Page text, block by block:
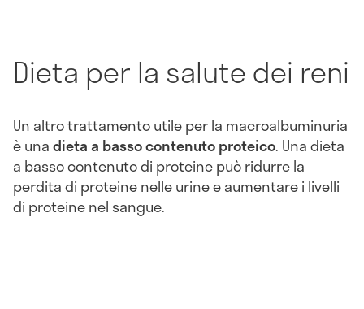
Dieta per la salute dei reni
Un altro trattamento utile per la macroalbuminuria
è unadieta a basso contenuto proteico. Una dieta
a basso contenuto di proteine può ridurre la
perdita di proteine nelle urine e aumentare i livelli
di proteine nel sangue.